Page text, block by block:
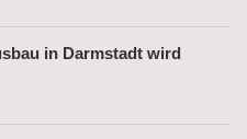
in Darmstadt wird